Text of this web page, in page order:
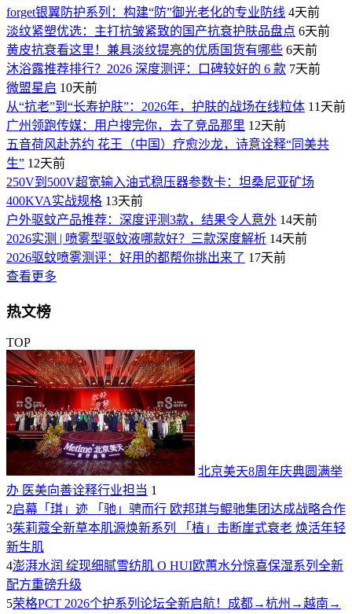
forget银翼防护系列：构建“防”御光老化的专业防线 4天前
淡纹紧塑优选：主打抗皱紧致的国产抗衰护肤品盘点 6天前
黄皮抗衰看这里！兼具淡纹提亮的优质国货有哪些 6天前
沐浴露推荐排行？2026 深度测评：口碑较好的 6 款 7天前
微盟星启 10天前
从“抗老”到“长寿护肤”：2026年，护肤的战场在线粒体 11天前
广州领跑传媒：用户搜完你，去了竞品那里 12天前
五音荷风赴苏约 花王（中国）疗愈沙龙，诗意诠释“同美共
生” 12天前
250V到500V超宽输入油式稳压器参数卡：坦桑尼亚矿场
400KVA实战规格 13天前
户外驱蚊产品推荐：深度评测3款，结果令人意外 14天前
2026实测 | 喷雾型驱蚊液哪款好？三款深度解析 14天前
2026驱蚊喷雾测评：好用的都帮你挑出来了 17天前
查看更多
热文榜
TOP
北京美天8周年庆典圆满举
办 医美向善诠释行业担当 1
2启幕「琪」迹 「驰」骋而行 欧邦琪与鲲驰集团达成战略合作
3茱莉蔻全新草本肌源焕新系列 「植」击断崖式衰老 焕活年轻
新生肌
4澎湃水润 绽现细腻雪纺肌 O HUI欧蕙水分惊喜保湿系列全新
配方重磅升级
5荣格PCT 2026个护系列论坛全新启航！成都→杭州→越南→